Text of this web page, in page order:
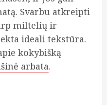
Svarbu atkreipti
miltelių ir
ideali tekstūra.
kokybišką
arbata.